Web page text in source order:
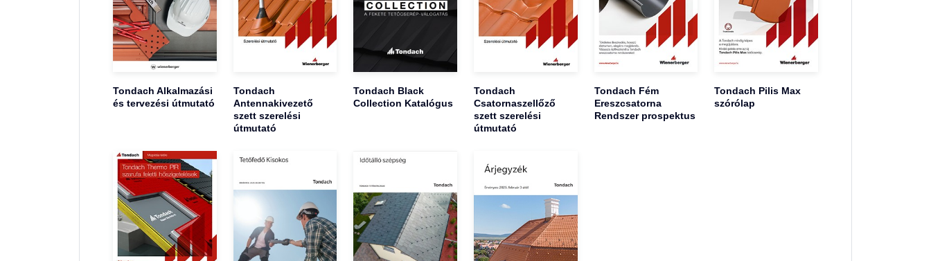
Tondach Alkalmazási
és tervezési útmutató
Tondach
Antennakivezető
szett szerelési
útmutató
Tondach Black
Collection Katalógus
Tondach
Csatornaszellőző
szett szerelési
útmutató
Tondach Fém
Ereszcsatorna
Rendszer prospektus
Tondach Pilis Max
szórólap